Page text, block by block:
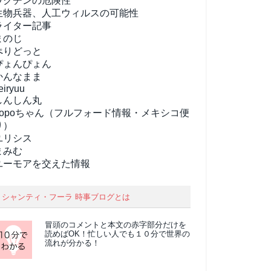
物兵器、人工ウィルスの可能性
イター記事
のじ
りどっと
ょんぴょん
んなまま
んしん丸
ちゃん（フルフォード情報・メキシコ便
リシス
みむ
ーモアを交えた情報
シャンティ・フーラ 時事ブログとは
冒頭のコメントと本文の赤字部分だけを
読めばOK！忙しい人でも１０分で世界の
流れが分かる！